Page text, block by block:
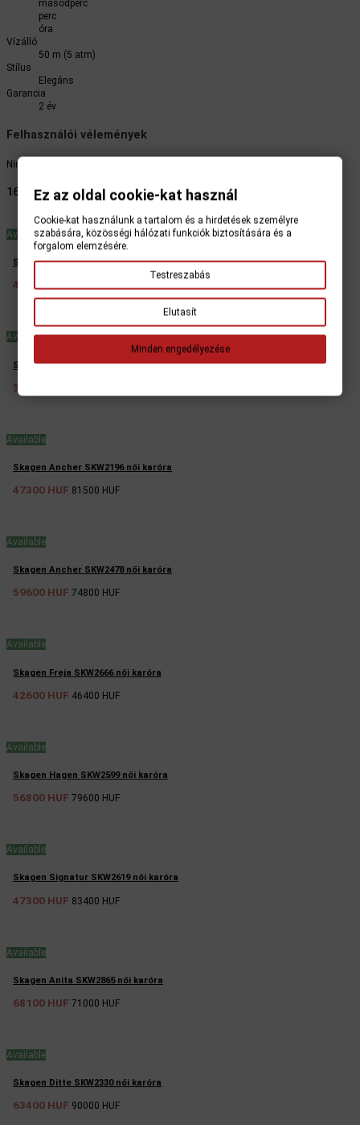
másodperc
perc
óra
Vízálló
50 m (5 atm)
Stílus
Elegáns
Garancia
2 év
Felhasználói vélemények
Nincs vélemény
16 hasonló termékek ugyanazon kategóriában:
Available
Skagen Leonora SKW2428 női karóra
45400 HUF 62500 HUF
Available
Skagen Leonora SKW2165 női karóra
39700 HUF
Available
Skagen Ancher SKW2196 női karóra
47300 HUF 81500 HUF
Available
Skagen Ancher SKW2478 női karóra
59600 HUF 74800 HUF
Available
Skagen Freja SKW2666 női karóra
42600 HUF 46400 HUF
Available
Skagen Hagen SKW2599 női karóra
56800 HUF 79600 HUF
Available
Skagen Signatur SKW2619 női karóra
47300 HUF 83400 HUF
Available
Skagen Anita SKW2865 női karóra
68100 HUF 71000 HUF
Available
Skagen Ditte SKW2330 női karóra
63400 HUF 90000 HUF
Ez az oldal cookie-kat használ
Cookie-kat használunk a tartalom és a hirdetések személyre
szabására, közösségi hálózati funkciók biztosítására és a
forgalom elemzésére.
Testreszabás
Elutasít
Minden engedélyezése